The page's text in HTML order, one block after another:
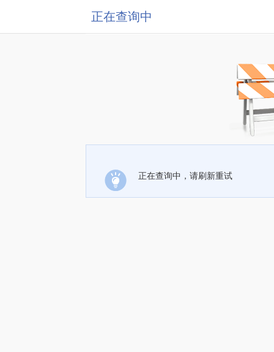
正在查询中
正在查询中，请刷新重试